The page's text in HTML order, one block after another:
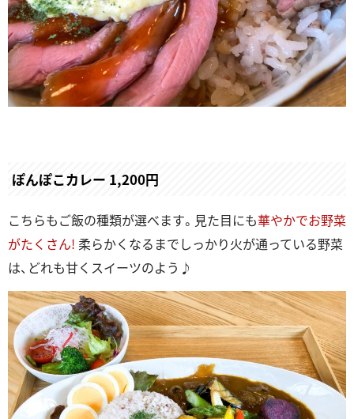
ぽんぽこカレー 1,200円
こちらもご飯の種類が選べます。見た目にも華やかでお野菜
がたくさん! 柔らかくなるまでしっかり火が通っている野菜
は、どれも甘くスイーツのよう♪